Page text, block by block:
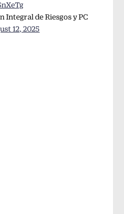
Integral de Riesgos y PC
12, 2025